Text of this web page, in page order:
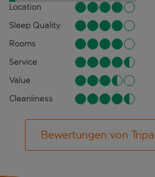
Location
Sleep Quality
Rooms
Service
Value
Cleanliness
Bewertungen von